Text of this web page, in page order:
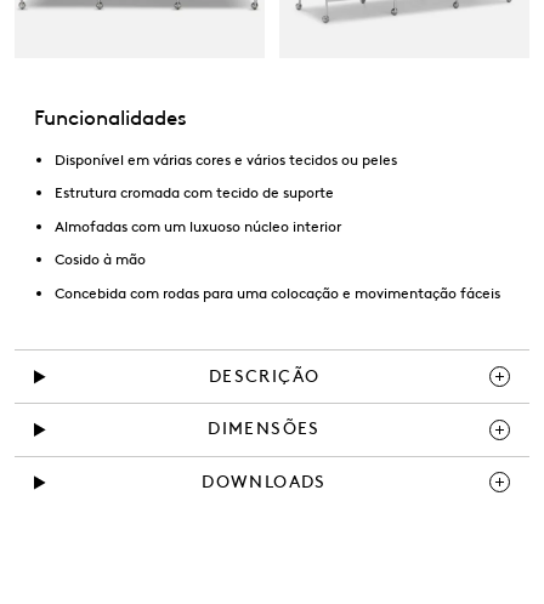
Funcionalidades
Disponível em várias cores e vários tecidos ou peles
Estrutura cromada com tecido de suporte
Almofadas com um luxuoso núcleo interior
Cosido à mão
Concebida com rodas para uma colocação e movimentação fáceis
DESCRIÇÃO
DIMENSÕES
DOWNLOADS